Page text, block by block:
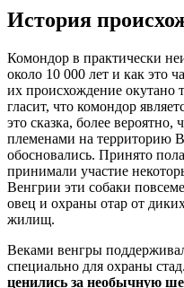
История
Комондор в практически
около 10 000 лет и как это
их происхождение окутано
гласит, что комондор
это сказка, более
племенами на территорию
обосновались. Принято
принимали участие
Венгрии эти собаки
овец и охраны отар от
жилищ.
Веками венгры
специально для охраны стад.
ценились за необычную